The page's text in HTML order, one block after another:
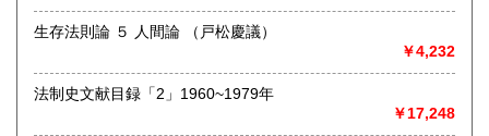
書籍の買取について
取り扱い分野
総記、哲学宗教、歴史、社会科学、自然科学、美術工芸、国
生存法則論 ５ 人間論 （戸松慶議）
￥4,232
法制史文献目録「2」1960~1979年
￥17,248